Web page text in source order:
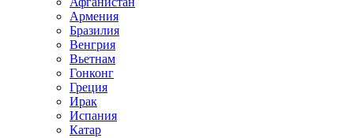
Армения
Бразилия
Венгрия
Вьетнам
Гонконг
Греция
Ирак
Испания
Катар